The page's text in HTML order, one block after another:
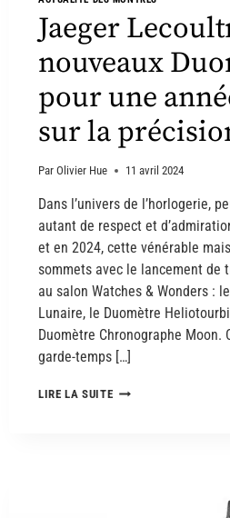
Jaeger
nouveaux
pour une
sur la
Par Olivier Hue 11 avril 2024
Dans l’univers de l’horlogerie,
autant de respect et
et en 2024, cette vénérable
sommets avec le lancement de
au salon Watches & Wonders :
Lunaire, le Duomètre
Duomètre Chronographe Moon.
garde-temps […]
LIRE LA SUITE